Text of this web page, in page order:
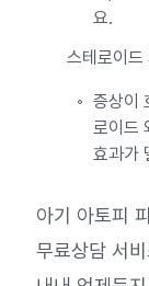
요.
스테로이
증상이
로이드
효과가
아기 아토피
무료상담 서